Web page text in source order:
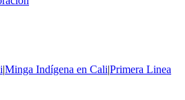
|Minga Indígena en Cali|Primera Linea